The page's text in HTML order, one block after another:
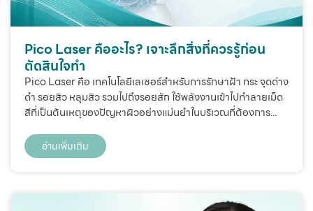
Pico Laser คืออะไร? เจาะลึกสิ่งที่ควรรู้ก่อน
ตัดสินใจทำ
Pico Laser คือ เทคโนโลยีเลเซอร์สำหรับการรักษาฝ้า กระ จุดด่าง
ดำ รอยสิว หลุมสิว รวมไปถึงรอยสัก ใช้พลังงานเข้าไปทำลายเม็ด
สีที่เป็นต้นเหตุของปัญหาผิวอย่างแม่นยำในบริเวณที่ต้องการ...
อ่านเพิ่มเติม